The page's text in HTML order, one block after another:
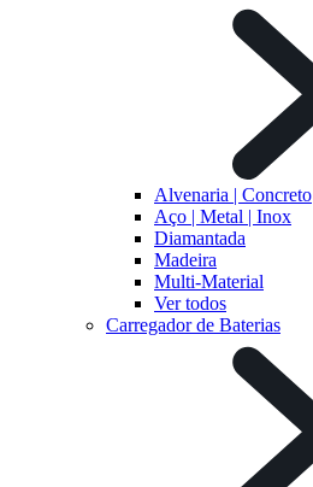
Alvenaria | Concreto
Aço | Metal | Inox
Diamantada
Madeira
Multi-Material
Ver todos
Carregador de Baterias